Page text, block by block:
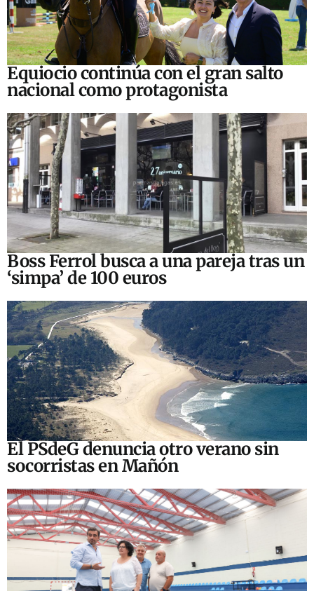
Equiocio continúa con el gran salto
nacional como protagonista
Boss Ferrol busca a una pareja tras un
‘simpa’ de 100 euros
El PSdeG denuncia otro verano sin
socorristas en Mañón